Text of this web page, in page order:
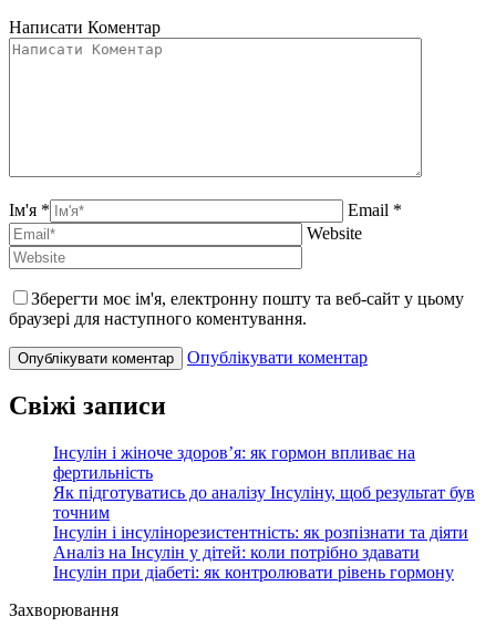
Написати Коментар
Ім'я *
Email *
Website
Зберегти моє ім'я, електронну пошту та веб-сайт у цьому
браузері для наступного коментування.
Опублікувати коментар
Свіжі записи
Інсулін і жіноче здоров’я: як гормон впливає на
фертильність
Як підготуватись до аналізу Інсуліну, щоб результат був
точним
Інсулін і інсулінорезистентність: як розпізнати та діяти
Аналіз на Інсулін у дітей: коли потрібно здавати
Інсулін при діабеті: як контролювати рівень гормону
Захворювання